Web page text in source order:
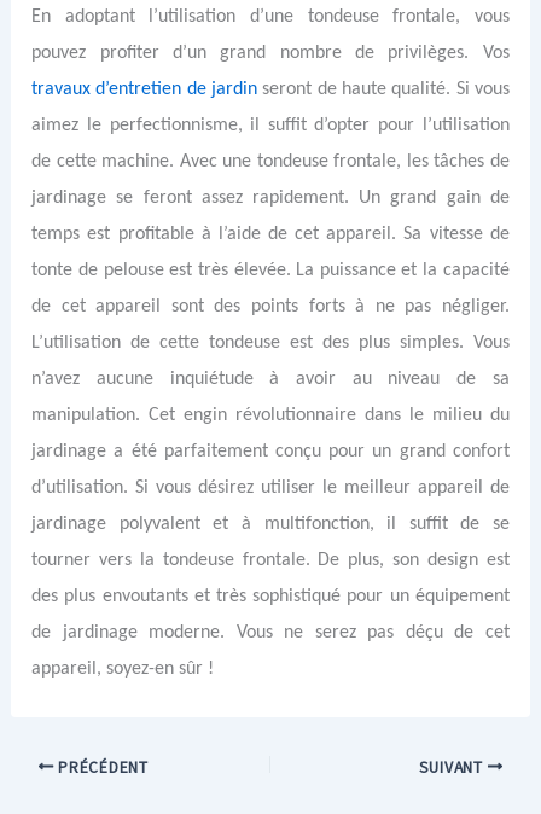
En adoptant l’utilisation d’une tondeuse frontale, vous
pouvez profiter d’un grand nombre de privilèges. Vos
travaux d’entretien de jardin seront de haute qualité. Si vous
aimez le perfectionnisme, il suffit d’opter pour l’utilisation
de cette machine. Avec une tondeuse frontale, les tâches de
jardinage se feront assez rapidement. Un grand gain de
temps est profitable à l’aide de cet appareil. Sa vitesse de
tonte de pelouse est très élevée. La puissance et la capacité
de cet appareil sont des points forts à ne pas négliger.
L’utilisation de cette tondeuse est des plus simples. Vous
n’avez aucune inquiétude à avoir au niveau de sa
manipulation. Cet engin révolutionnaire dans le milieu du
jardinage a été parfaitement conçu pour un grand confort
d’utilisation. Si vous désirez utiliser le meilleur appareil de
jardinage polyvalent et à multifonction, il suffit de se
tourner vers la tondeuse frontale. De plus, son design est
des plus envoutants et très sophistiqué pour un équipement
de jardinage moderne. Vous ne serez pas déçu de cet
appareil, soyez-en sûr !
PRÉCÉDENT SUIVANT